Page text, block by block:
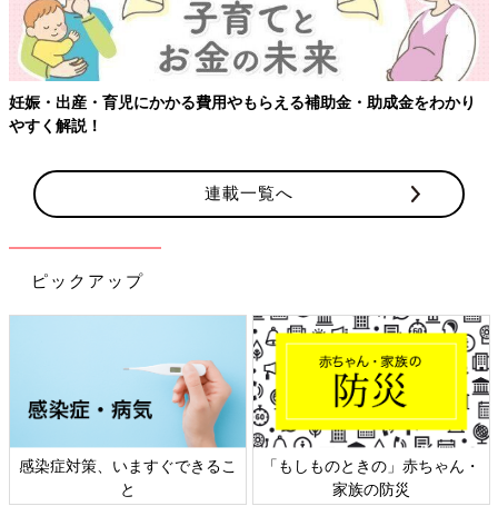
妊娠・出産・育児にかかる費用やもらえる補助金・助成金をわかり
やすく解説！
連載一覧へ
ピックアップ
感染症対策、いますぐできるこ
と
「もしものときの」赤ちゃん・
家族の防災